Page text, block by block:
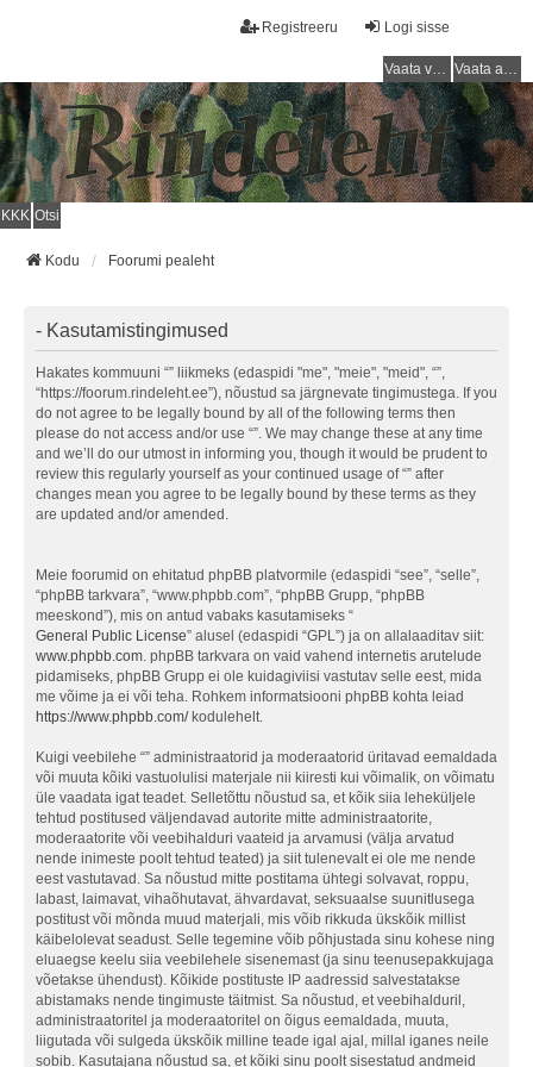
Logi sisse
Registreeru
Vaata vastamata teemasi Vaata aktiivseid teemasid
KKK Otsi
Kodu Foorumi pealeht
- Kasutamistingimused
Hakates kommuuni “” liikmeks (edaspidi "me", "meie", "meid", “”,
“https://foorum.rindeleht.ee”), nõustud sa järgnevate tingimustega. If you
do not agree to be legally bound by all of the following terms then
please do not access and/or use “”. We may change these at any time
and we’ll do our utmost in informing you, though it would be prudent to
review this regularly yourself as your continued usage of “” after
changes mean you agree to be legally bound by these terms as they
are updated and/or amended.
Meie foorumid on ehitatud phpBB platvormile (edaspidi “see”, “selle”,
“phpBB tarkvara”, “www.phpbb.com”, “phpBB Grupp, “phpBB
meeskond”), mis on antud vabaks kasutamiseks “
General Public License” alusel (edaspidi “GPL”) ja on allalaaditav siit:
www.phpbb.com. phpBB tarkvara on vaid vahend internetis arutelude
pidamiseks, phpBB Grupp ei ole kuidagiviisi vastutav selle eest, mida
me võime ja ei või teha. Rohkem informatsiooni phpBB kohta leiad
https://www.phpbb.com/kodulehelt.
Kuigi veebilehe “” administraatorid ja moderaatorid üritavad eemaldada
või muuta kõiki vastuolulisi materjale nii kiiresti kui võimalik, on võimatu
üle vaadata igat teadet. Selletõttu nõustud sa, et kõik siia leheküljele
tehtud postitused väljendavad autorite mitte administraatorite,
moderaatorite või veebihalduri vaateid ja arvamusi (välja arvatud
nende inimeste poolt tehtud teated) ja siit tulenevalt ei ole me nende
eest vastutavad. Sa nõustud mitte postitama ühtegi solvavat, roppu,
labast, laimavat, vihaõhutavat, ähvardavat, seksuaalse suunitlusega
postitust või mõnda muud materjali, mis võib rikkuda ükskõik millist
käibelolevat seadust. Selle tegemine võib põhjustada sinu kohese ning
eluaegse keelu siia veebilehele sisenemast (ja sinu teenusepakkujaga
võetakse ühendust). Kõikide postituste IP aadressid salvestatakse
abistamaks nende tingimuste täitmist. Sa nõustud, et veebihalduril,
administraatoritel ja moderaatoritel on õigus eemaldada, muuta,
liigutada või sulgeda ükskõik milline teade igal ajal, millal iganes neile
sobib. Kasutajana nõustud sa, et kõiki sinu poolt sisestatud andmeid